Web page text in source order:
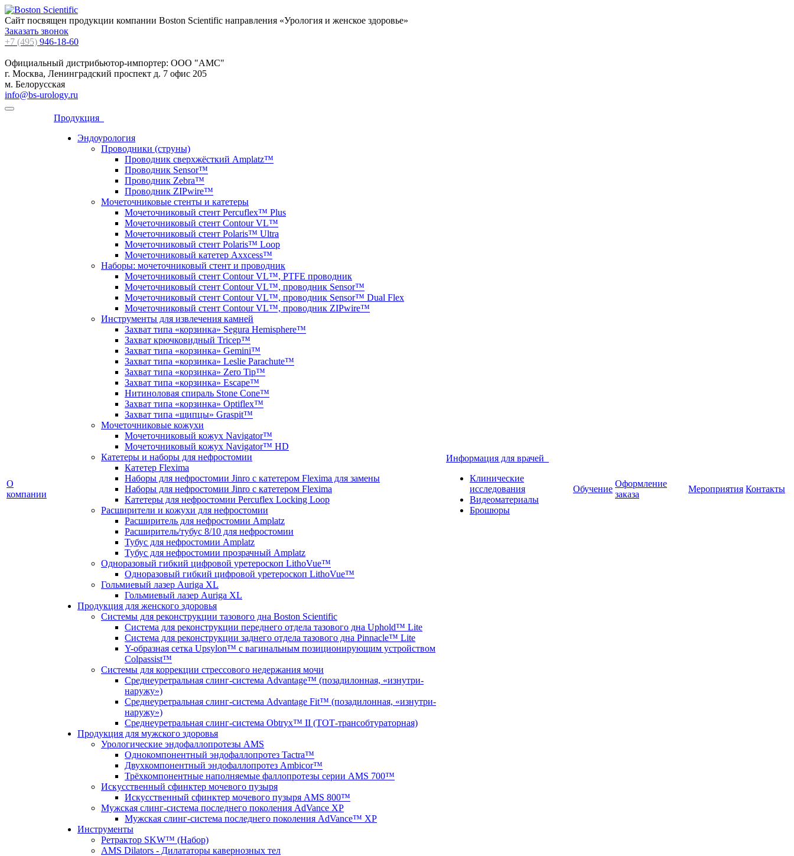
Сайт посвящен продукции компании Boston Scientific направления «Урология и женское здоровье»
Заказать звонок
+7 (495) 946-18-60
Официальный дистрибьютор-импортер: ООО "АМС"
г. Москва, Ленинградский проспект д. 7 офис 205
м. Белорусская
info@bs-urology.ru
О
компании
Продукция
Эндоурология
Проводники (струны)
Проводник сверхжёсткий Amplatz™
Проводник Sensor™
Проводник Zebra™
Проводник ZIPwire™
Мочеточниковые стенты и катетеры
Мочеточниковый стент Percuflex™ Plus
Мочеточниковый стент Contour VL™
Мочеточниковый стент Polaris™ Ultra
Мочеточниковый стент Polaris™ Loop
Мочеточниковый катетер Axxcess™
Наборы: мочеточниковый стент и проводник
Мочеточниковый стент Contour VL™, PTFE проводник
Мочеточниковый стент Contour VL™, проводник Sensor™
Мочеточниковый стент Contour VL™, проводник Sensor™ Dual Flex
Мочеточниковый стент Contour VL™, проводник ZIPwire™
Инструменты для извлечения камней
Захват типа «корзинка» Segura Hemisphere™
Захват крючковидный Tricep™
Захват типа «корзинка» Gemini™
Захват типа «корзинка» Leslie Parachute™
Захват типа «корзинка» Zero Tip™
Захват типа «корзинка» Escape™
Нитиноловая спираль Stone Cone™
Захват типа «корзинка» Optiflex™
Захват типа «щипцы» Graspit™
Мочеточниковые кожухи
Мочеточниковый кожух Navigator™
Мочеточниковый кожух Navigator™ HD
Катетеры и наборы для нефростомии
Катетер Flexima
Наборы для нефростомии Jinro с катетером Flexima для замены
Наборы для нефростомии Jinro с катетером Flexima
Катетеры для нефростомии Percuflex Locking Loop
Расширители и кожухи для нефростомии
Расширитель для нефростомии Amplatz
Расширитель/тубус 8/10 для нефростомии
Тубус для нефростомии Amplatz
Тубус для нефростомии прозрачный Amplatz
Одноразовый гибкий цифровой уретероскоп LithoVue™
Одноразовый гибкий цифровой уретероскоп LithoVue™
Гольмиевый лазер Auriga XL
Гольмиевый лазер Auriga XL
Продукция для женского здоровья
Системы для реконструкции тазового дна Boston Scientific
Система для реконструкции переднего отдела тазового дна Uphold™ Lite
Система для реконструкции заднего отдела тазового дна Pinnacle™ Lite
Y-образная сетка Upsylon™ с вагинальным позиционирующим устройством
Colpassist™
Системы для коррекции стрессового недержания мочи
Среднеуретральная слинг-система Advantage™ (позадилонная, «изнутри-
наружу»)
Среднеуретральная слинг-система Advantage Fit™ (позадилонная, «изнутри-
наружу»)
Среднеуретральная слинг-система Obtryx™ II (ТОТ-трансобтураторная)
Продукция для мужского здоровья
Урологические эндофаллопротезы AMS
Однокомпонентный эндофаллопротез Tactra™
Двухкомпонентный эндофаллопротез Ambicor™
Трёхкомпонентные наполняемые фаллопротезы серии AMS 700™
Искусственный сфинктер мочевого пузыря
Искусственный сфинктер мочевого пузыря AMS 800™
Мужская слинг-система последнего поколения AdVance XP
Мужская слинг-система последнего поколения AdVance™ XP
Инструменты
Ретрактор SKW™ (Набор)
AMS Dilators - Дилататоры кавернозных тел
Информация для врачей
Клинические
исследования
Видеоматериалы
Брошюры
Обучение
Оформление
заказа
Мероприятия Контакты